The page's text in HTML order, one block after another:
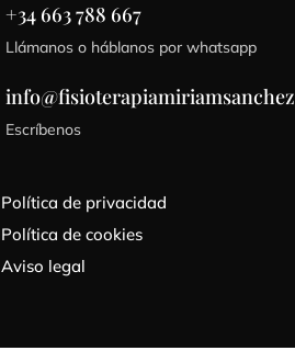
+34 663 788 667
Llámanos o háblanos por whatsapp
Escríbenos
Política de privacidad
Política de cookies
Aviso legal